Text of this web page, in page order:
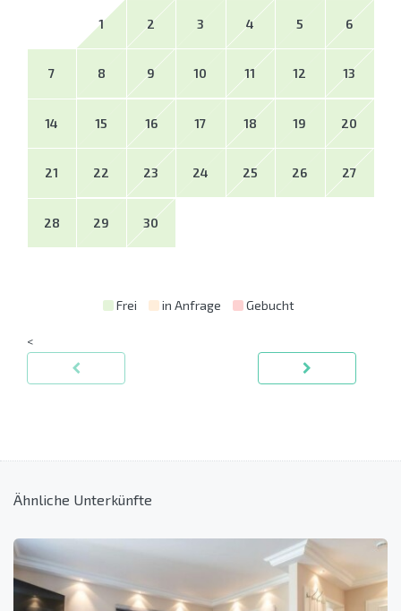
1 2 3 4 5 6
7 8 9 10 11 12 13
14 15 16 17 18 19 20
21 22 23 24 25 26 27
28 29 30
Frei in Anfrage Gebucht
<
Ähnliche Unterkünfte